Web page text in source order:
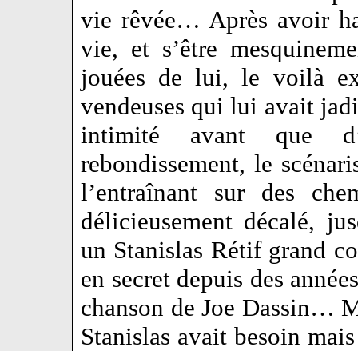
vie rêvée… Après avoir
vie, et s’être
jouées de lui, le voilà
vendeuses qui lui avait
intimité avant que
rebondissement, le
l’entraînant sur des
délicieusement décalé,
un Stanislas Rétif grand
en secret depuis des
chanson de Joe Dassin…
Stanislas avait besoin